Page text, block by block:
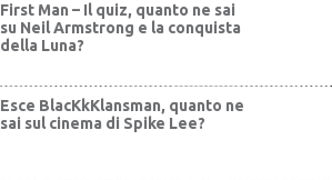
First Man – Il quiz, quanto ne sai
su Neil Armstrong e la conquista
della Luna?
Esce BlacKkKlansman, quanto ne
sai sul cinema di Spike Lee?